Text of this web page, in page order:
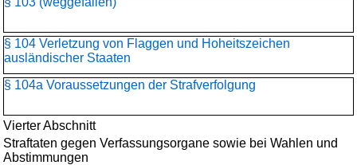
§ 104 Verletzung von Flaggen und Hoheitszeichen
ausländischer Staaten
§ 104a Voraussetzungen der Strafverfolgung
Vierter Abschnitt
Straftaten gegen Verfassungsorgane sowie bei Wahlen und
Abstimmungen